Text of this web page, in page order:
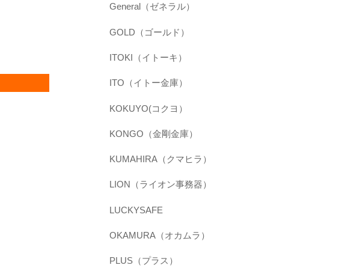
General（ゼネラル）
GOLD（ゴールド）
ITOKI（イトーキ）
ITO（イトー金庫）
KOKUYO(コクヨ）
KONGO（金剛金庫）
KUMAHIRA（クマヒラ）
LION（ライオン事務器）
LUCKYSAFE
OKAMURA（オカムラ）
PLUS（プラス）